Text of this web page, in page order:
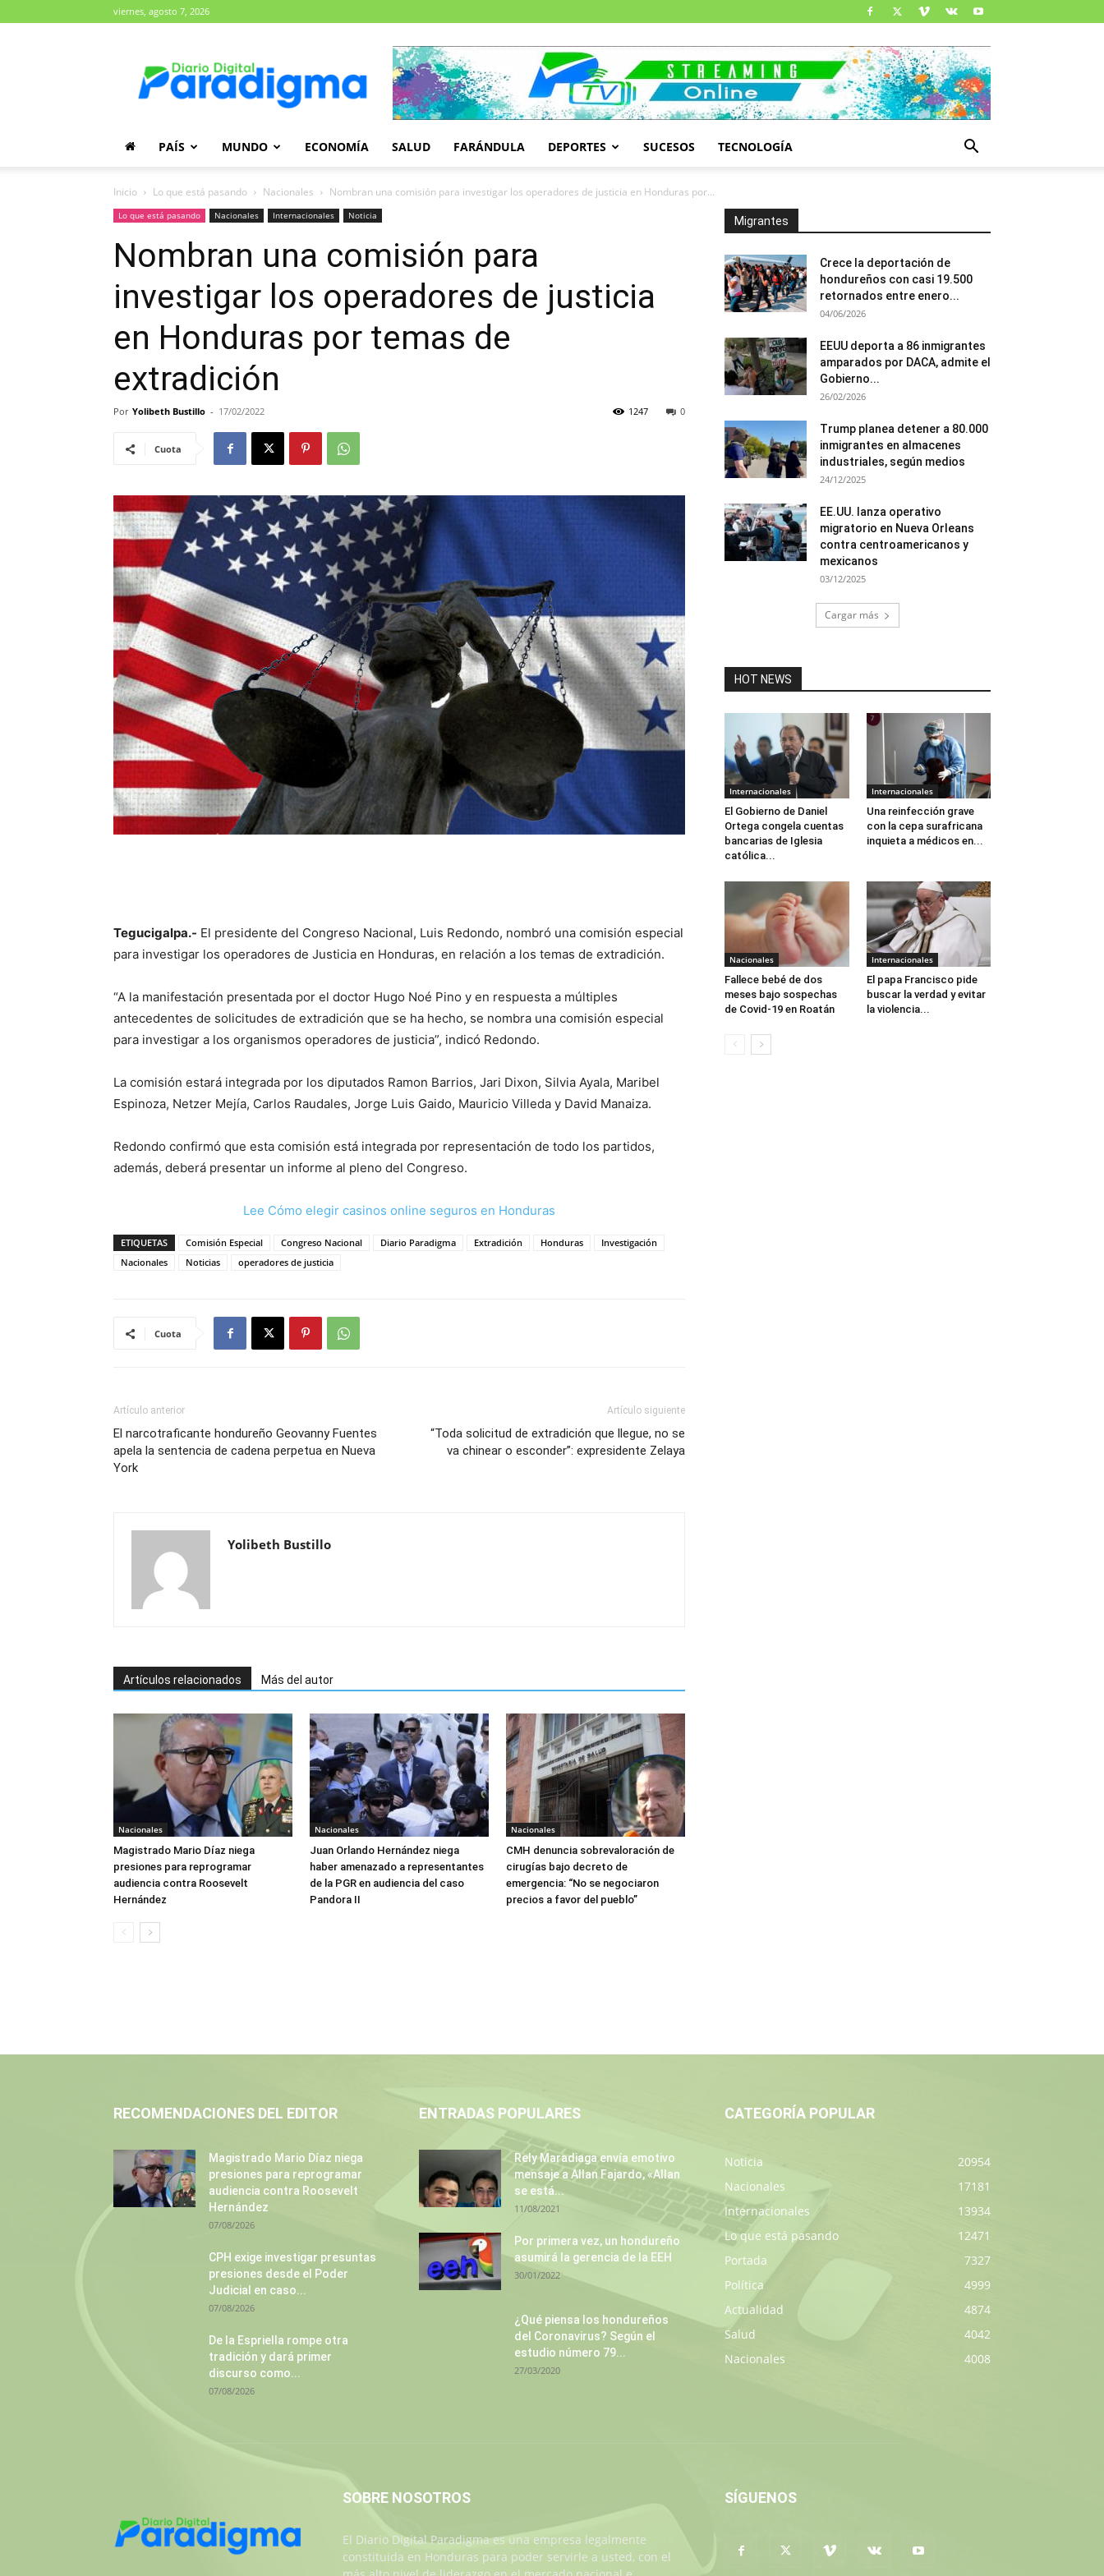
viernes, agosto 7, 2026
Paradigma
PAÍS MUNDO ECONOMÍA SALUD FARÁNDULA DEPORTES SUCESOS TECNOLOGÍA
Inicio Lo que está pasando Nacionales Nombran una comisión para investigar los operadores de justicia en Honduras por...
Lo que está pasando Nacionales Internacionales Noticia
Nombran una comisión para
investigar los operadores de justicia
en Honduras por temas de
extradición
Por Yolibeth Bustillo - 17/02/2022 0
1247
Cuota
Tegucigalpa.- El presidente del Congreso Nacional, Luis Redondo, nombró una comisión especial
para investigar los operadores de Justicia en Honduras, en relación a los temas de extradición.
“A la manifestación presentada por el doctor Hugo Noé Pino y en respuesta a múltiples
antecedentes de solicitudes de extradición que se ha hecho, se nombra una comisión especial
para investigar a los organismos operadores de justicia”, indicó Redondo.
La comisión estará integrada por los diputados Ramon Barrios, Jari Dixon, Silvia Ayala, Maribel
Espinoza, Netzer Mejía, Carlos Raudales, Jorge Luis Gaido, Mauricio Villeda y David Manaiza.
Redondo confirmó que esta comisión está integrada por representación de todo los partidos,
además, deberá presentar un informe al pleno del Congreso.
Lee Cómo elegir casinos online seguros en Honduras
ETIQUETAS Comisión Especial Congreso Nacional Diario Paradigma Extradición Honduras
Investigación
Nacionales
Noticias operadores de justicia
Cuota
Artículo anterior
El narcotraficante hondureño Geovanny Fuentes
apela la sentencia de cadena perpetua en Nueva
York
Artículo siguiente
“Toda solicitud de extradición que llegue, no se
va chinear o esconder”: expresidente Zelaya
Yolibeth Bustillo
Artículos relacionados Más del autor
Nacionales
Magistrado Mario Díaz niega
presiones para reprogramar
audiencia contra Roosevelt
Hernández
Nacionales
Juan Orlando Hernández niega
haber amenazado a representantes
de la PGR en audiencia del caso
Pandora II
Nacionales
CMH denuncia sobrevaloración de
cirugías bajo decreto de
emergencia: “No se negociaron
precios a favor del pueblo”
Migrantes
Crece la deportación de
hondureños con casi 19.500
retornados entre enero...
04/06/2026
EEUU deporta a 86 inmigrantes
amparados por DACA, admite el
Gobierno...
26/02/2026
Trump planea detener a 80.000
inmigrantes en almacenes
industriales, según medios
24/12/2025
EE.UU. lanza operativo
migratorio en Nueva Orleans
contra centroamericanos y
mexicanos
03/12/2025
Cargar más
HOT NEWS
Internacionales
El Gobierno de Daniel
Ortega congela cuentas
bancarias de Iglesia
católica...
Internacionales
Una reinfección grave
con la cepa surafricana
inquieta a médicos en...
Nacionales
Fallece bebé de dos
meses bajo sospechas
de Covid-19 en Roatán
Internacionales
El papa Francisco pide
buscar la verdad y evitar
la violencia...
RECOMENDACIONES DEL EDITOR
Magistrado Mario Díaz niega
presiones para reprogramar
audiencia contra Roosevelt
Hernández
07/08/2026
CPH exige investigar presuntas
presiones desde el Poder
Judicial en caso...
07/08/2026
De la Espriella rompe otra
tradición y dará primer
discurso como...
07/08/2026
ENTRADAS POPULARES
Rely Maradiaga envía emotivo
mensaje a Allan Fajardo, «Allan
se está...
11/08/2021
Por primera vez, un hondureño
asumirá la gerencia de la EEH
30/01/2022
¿Qué piensa los hondureños
del Coronavirus? Según el
estudio número 79...
27/03/2020
CATEGORÍA POPULAR
Noticia
20954
Nacionales
17181
Internacionales
13934
Lo que está pasando
12471
Portada
7327
Política
4999
Actualidad
4874
Salud
4042
Nacionales
4008
SOBRE NOSOTROS
El Diario Digital Paradigma es una empresa legalmente
constituida en Honduras para poder servirle a usted, con el
SÍGUENOS